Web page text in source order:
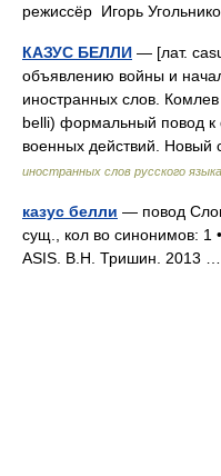
режиссёр Игорь
КАЗУС БЕЛЛИ — [лат.
объявлению войны и
иностранных слов.
belli) формальный повод
военных действий.
иностранных слов русского языка
казус белли — повод
сущ., кол во синонимов: 1
ASIS. В.Н. Тришин. 2013